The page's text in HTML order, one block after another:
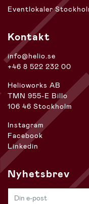
Eventlokaler
Kontakt
info@helio.se
+46 8 522 232 00
Helioworks AB
TMN 955-E Billo
106 46 Stockholm
Instagram
Facebook
Linkedin
Nyhetsbrev